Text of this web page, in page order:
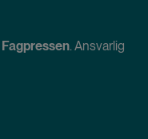
Fagpressen. Ansvarlig